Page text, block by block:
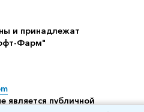
и принадлежат
Фарм"
является публичной